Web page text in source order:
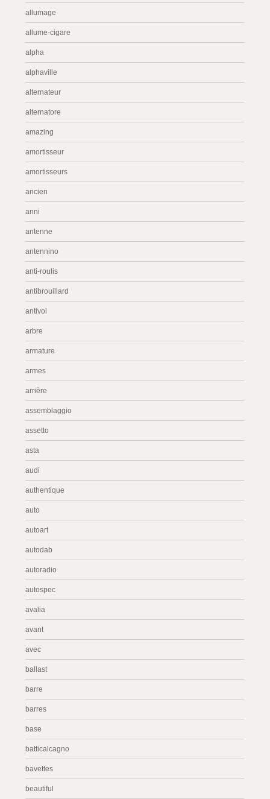
allumage
allume-cigare
alpha
alphaville
alternateur
alternatore
amazing
amortisseur
amortisseurs
ancien
anni
antenne
antennino
anti-roulis
antibrouillard
antivol
arbre
armature
armes
arrière
assemblaggio
assetto
asta
audi
authentique
auto
autoart
autodab
autoradio
autospec
avalia
avant
avec
ballast
barre
barres
base
batticalcagno
bavettes
beautiful